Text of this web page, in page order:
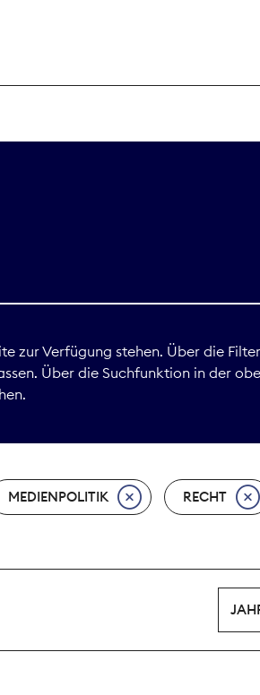
Print
zur Verfügung stehen. Über die
Über die Suchfunktion in der
MEDIENPOLITIK RECHT